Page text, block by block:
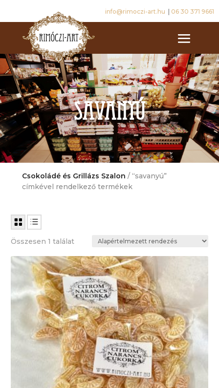
info@rimoczi-art.hu 06 30 371 9661
savanyú
Csokoládé és Grillázs Szalon / “savanyú”
címkével rendelkező termékek
Összesen 1 találat